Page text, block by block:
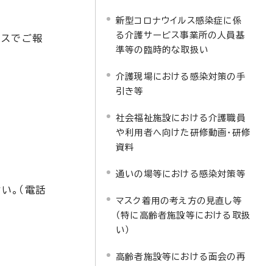
でご報
。（電話
新型コロナウイルス感染症に係
る介護サービス事業所の人員基
準等の臨時的な取扱い
介護現場における感染対策の手
引き等
社会福祉施設における介護職員
や利用者へ向けた研修動画・研修
資料
通いの場等における感染対策等
マスク着用の考え方の見直し等
（特に高齢者施設等における取扱
い）
高齢者施設等における面会の再